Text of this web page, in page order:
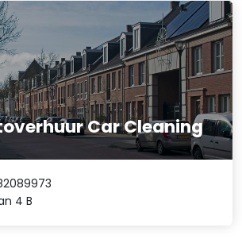
Car Cleaning
4 B